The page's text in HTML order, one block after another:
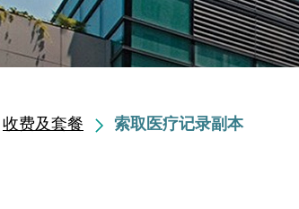
收费及套餐 索取医疗记录副本